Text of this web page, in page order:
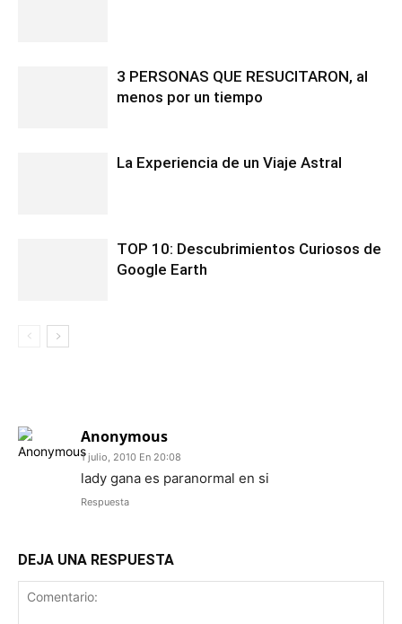
3 PERSONAS QUE RESUCITARON, al
menos por un tiempo
La Experiencia de un Viaje Astral
TOP 10: Descubrimientos Curiosos de
Google Earth
Anonymous
1 julio, 2010 En 20:08
lady gana es paranormal en si
Respuesta
DEJA UNA RESPUESTA